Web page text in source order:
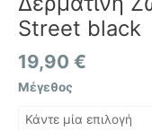
Street black
19,90 €
Μέγεθος
Cofra
Street
black
ποσότητα